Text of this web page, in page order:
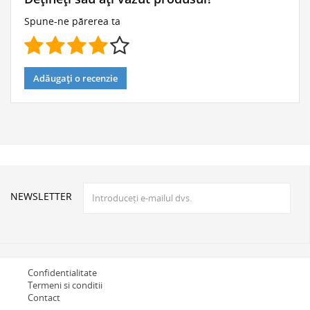
Spune-ne părerea ta
Adăugați o recenzie
NEWSLETTER
Confidentialitate
Termeni si conditii
Contact